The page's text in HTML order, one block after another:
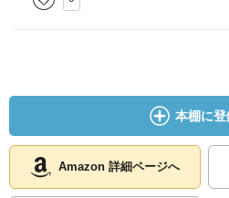
・カウンターパートとしてのブロ
中央集権的な世界に「分散」を
や果は自治体、政府などから個
監視資本主義を破壊しうる、21
る。
本棚に登
Amazon 詳細ページへ